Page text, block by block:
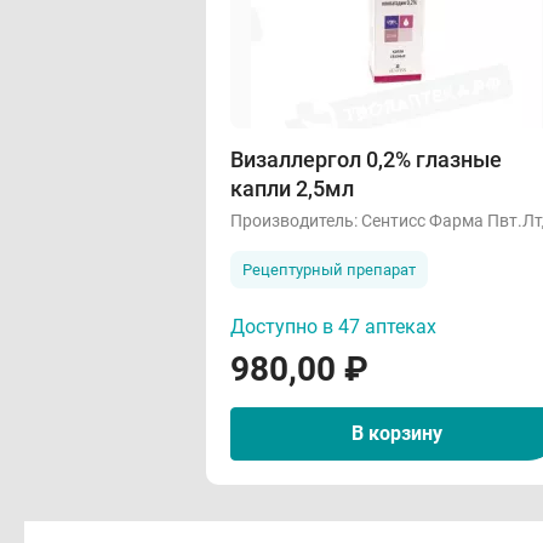
Визаллергол 0,2% глазные
капли 2,5мл
Производитель: Сентисс Фарма
Рецептурный препарат
Доступно в 47 аптеках
980,00 ₽
В корзину